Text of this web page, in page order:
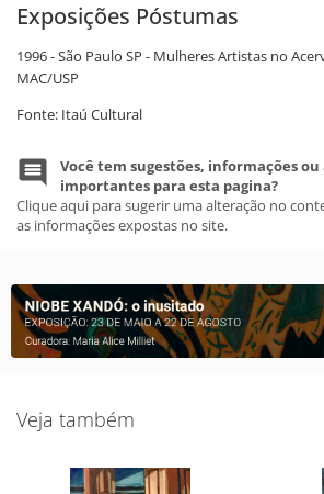
Exposições Póstumas
1996 - São Paulo SP - Mulheres Artistas no
MAC/USP
Fonte: Itaú Cultural
Você tem sugestões, informações
importantes para esta pagina?
Clique aqui para sugerir uma alteração no
as informações expostas no site.
Veja também